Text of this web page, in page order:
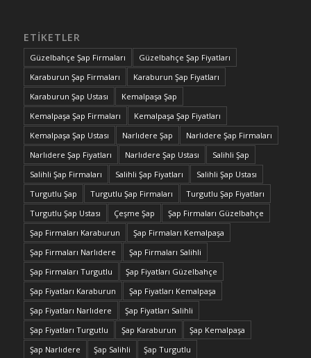
ETIKETLER
Güzelbahçe Şap Firmaları
Güzelbahçe Şap Fiyatları
Karaburun Şap Firmaları
Karaburun Şap Fiyatları
Karaburun Şap Ustası
Kemalpaşa Şap
Kemalpaşa Şap Firmaları
Kemalpaşa Şap Fiyatları
Kemalpaşa Şap Ustası
Narlıdere Şap
Narlıdere Şap Firmaları
Narlıdere Şap Fiyatları
Narlıdere Şap Ustası
Salihli Şap
Salihli Şap Firmaları
Salihli Şap Fiyatları
Salihli Şap Ustası
Turgutlu Şap
Turgutlu Şap Firmaları
Turgutlu Şap Fiyatları
Turgutlu Şap Ustası
Çeşme Şap
Şap Firmaları Güzelbahçe
Şap Firmaları Karaburun
Şap Firmaları Kemalpaşa
Şap Firmaları Narlıdere
Şap Firmaları Salihli
Şap Firmaları Turgutlu
Şap Fiyatları Güzelbahçe
Şap Fiyatları Karaburun
Şap Fiyatları Kemalpaşa
Şap Fiyatları Narlıdere
Şap Fiyatları Salihli
Şap Fiyatları Turgutlu
Şap Karaburun
Şap Kemalpaşa
Şap Narlıdere
Şap Salihli Şap Turgutlu